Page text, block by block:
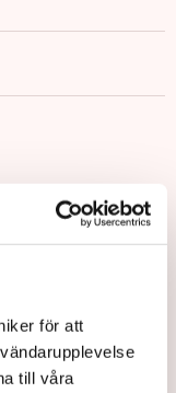
för att
till våra
pristaket